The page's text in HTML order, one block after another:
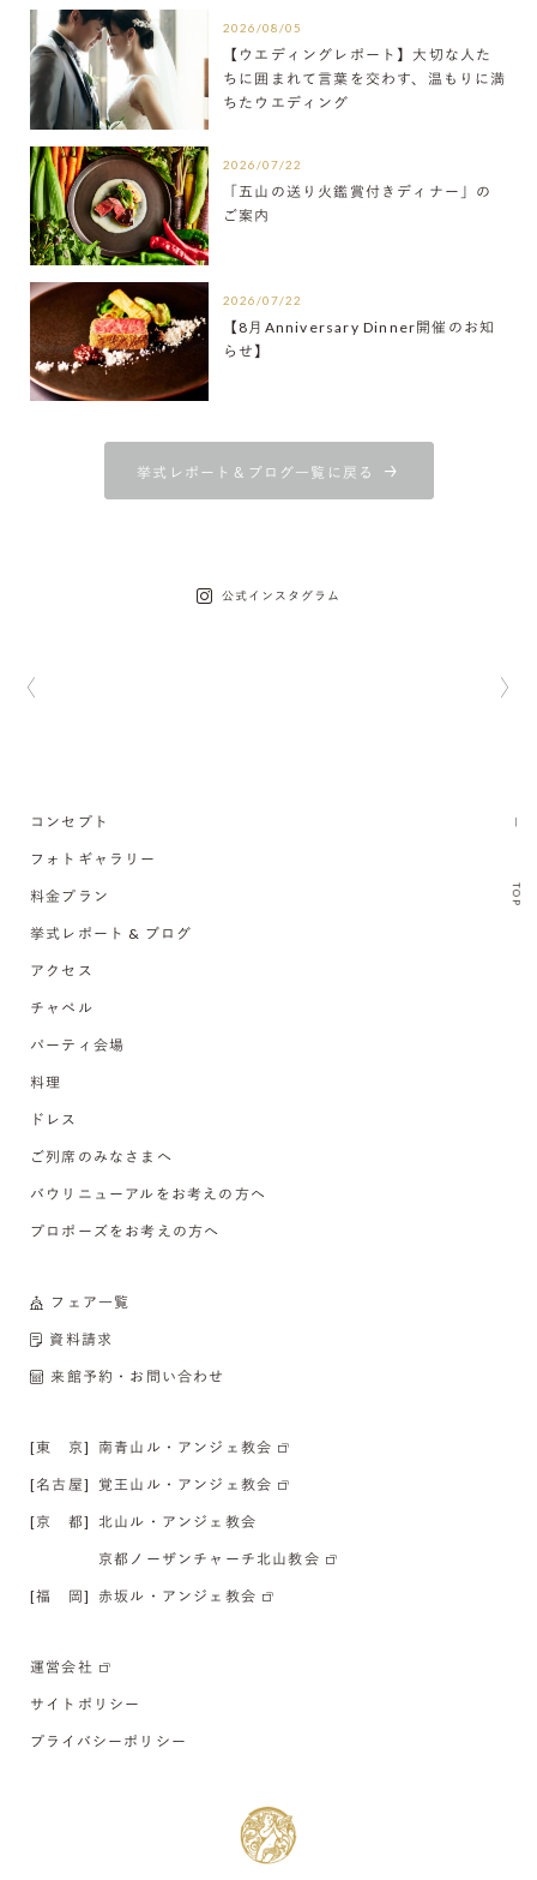
2026/08/05
【ウエディングレポート】大切な人た
ちに囲まれて言葉を交わす、温もりに満
ちたウエディング
2026/07/22
「五山の送り火鑑賞付きディナー」の
ご案内
2026/07/22
【8月Anniversary Dinner開催のお知
らせ】
挙式レポート＆ブログ一覧に戻る
公式インスタグラム
TOP
コンセプト
フォトギャラリー
料金プラン
挙式レポート & ブログ
アクセス
チャペル
パーティ会場
料理
ドレス
ご列席のみなさまへ
バウリニューアルをお考えの方へ
プロポーズをお考えの方へ
フェア一覧
資料請求
来館予約・お問い合わせ
[東 京] 南青山ル・アンジェ教会
[名古屋] 覚王山ル・アンジェ教会
[京 都] 北山ル・アンジェ教会
京都ノーザンチャーチ北山教会
[福 岡] 赤坂ル・アンジェ教会
運営会社
サイトポリシー
プライバシーポリシー